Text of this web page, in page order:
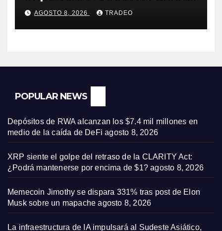
destaca United Overseas
Bank
AGOSTO 8, 2026 TRADEO
POPULAR NEWS
Depósitos de RWA alcanzan los $7.4 mil millones en
medio de la caída de DeFi agosto 8, 2026
XRP siente el golpe del retraso de la CLARITY Act:
¿Podrá mantenerse por encima de $1? agosto 8, 2026
Memecoin Jimothy se dispara 331% tras post de Elon
Musk sobre un mapache agosto 8, 2026
La infraestructura de IA impulsará al Sudeste Asiático,